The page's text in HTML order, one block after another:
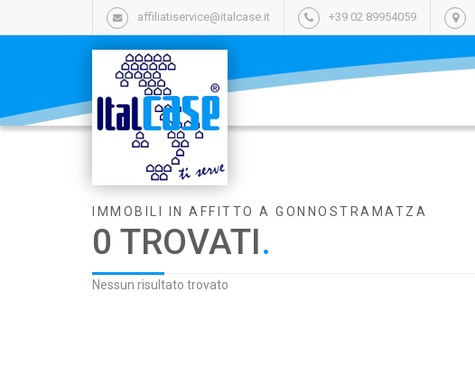
affiliatiservice@italcase.it +39 02 89954059
IMMOBILI IN AFFITTO A GONNOSTRAMATZA
0 TROVATI.
Nessun risultato trovato